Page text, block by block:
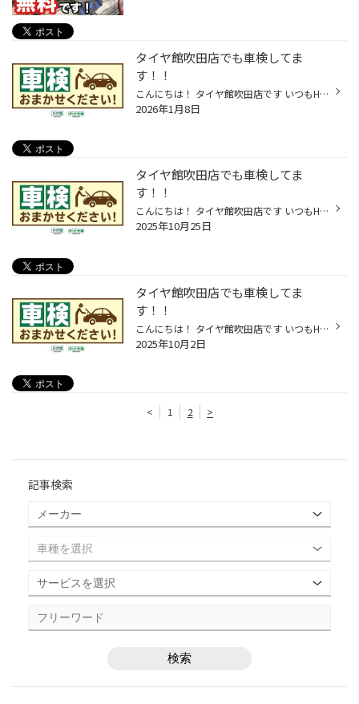
タイヤ館吹田店でも車検してま
す！！
こんにちは！ タイヤ館吹田店です いつもHPをご覧頂きありがとうございます♪ ꕤ••┈┈車検のご案内┈┈••ꕤ 吹田店でも車検やっております！ お見積もりは無料！！ ぜひ他店と比べてみてください☆ フロントガラスの上部又は右上に貼ってある 車検ステッカーをご確認ください。 1月、2月のお客様は車検の満...
2026年1月8日
タイヤ館吹田店でも車検してま
す！！
こんにちは！ タイヤ館吹田店です いつもHPをご覧頂きありがとうございます♪ ꕤ••┈┈車検のご案内┈┈••ꕤ 吹田店でも車検やっております！ お見積もりは無料！！ ぜひ他店と比べてみてください☆ フロントガラスの上部又は右上に貼ってある 車検ステッカーをご確認ください。 11月、12月のお客様は車検の...
2025年10月25日
タイヤ館吹田店でも車検してま
す！！
こんにちは！ タイヤ館吹田店です いつもHPをご覧頂きありがとうございます♪ ꕤ••┈┈車検のご案内┈┈••ꕤ 吹田店でも車検やっております！ お見積もりは無料！！ ぜひ他店と比べてみてください☆ フロントガラスの上部又は右上に貼ってある 車検ステッカーをご確認ください。 10月、11月、12月のお客様は...
2025年10月2日
< 1 2 >
記事検索